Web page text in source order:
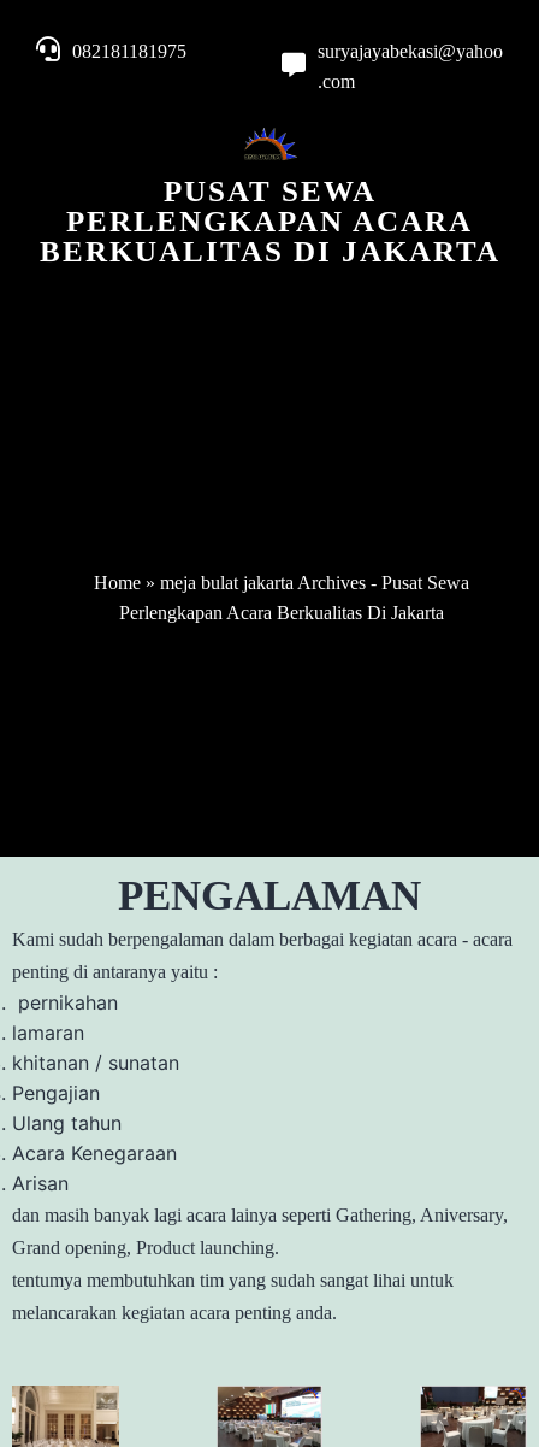
082181181975
suryajayabekasi@yahoo
.com
PUSAT SEWA
PERLENGKAPAN ACARA
BERKUALITAS DI JAKARTA
Home » meja bulat jakarta Archives - Pusat Sewa
Perlengkapan Acara Berkualitas Di Jakarta
PENGALAMAN
Kami sudah berpengalaman dalam berbagai kegiatan acara - acara
penting di antaranya yaitu :
pernikahan
lamaran
khitanan / sunatan
Pengajian
Ulang tahun
Acara Kenegaraan
Arisan
dan masih banyak lagi acara lainya seperti Gathering, Aniversary,
Grand opening, Product launching.
tentumya membutuhkan tim yang sudah sangat lihai untuk
melancarakan kegiatan acara penting anda.